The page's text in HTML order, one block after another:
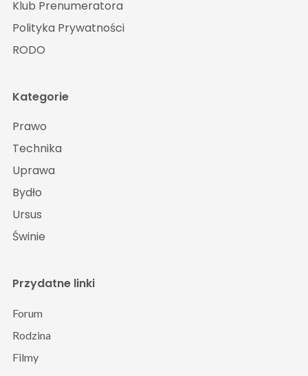
Klub Prenumeratora
Polityka Prywatności
RODO
Kategorie
Prawo
Technika
Uprawa
Bydło
Ursus
Świnie
Przydatne linki
Forum
Rodzina
Filmy